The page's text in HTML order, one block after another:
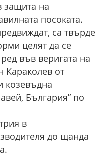
защита на
посоката.
са твърде
целят да се
във веригата на
Караколев от
козевъдна
България” по
в
до щанда